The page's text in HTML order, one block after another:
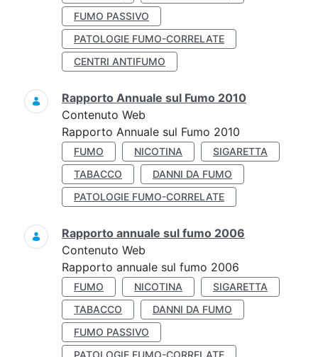
FUMO PASSIVO
PATOLOGIE FUMO-CORRELATE
CENTRI ANTIFUMO
Rapporto Annuale sul Fumo 2010
Contenuto Web
Rapporto Annuale sul Fumo 2010
FUMO NICOTINA
SIGARETTA
TABACCO
DANNI DA FUMO
PATOLOGIE FUMO-CORRELATE
Rapporto annuale sul fumo 2006
Contenuto Web
Rapporto annuale sul fumo 2006
FUMO NICOTINA
SIGARETTA
TABACCO
DANNI DA FUMO
FUMO PASSIVO
PATOLOGIE FUMO-CORRELATE